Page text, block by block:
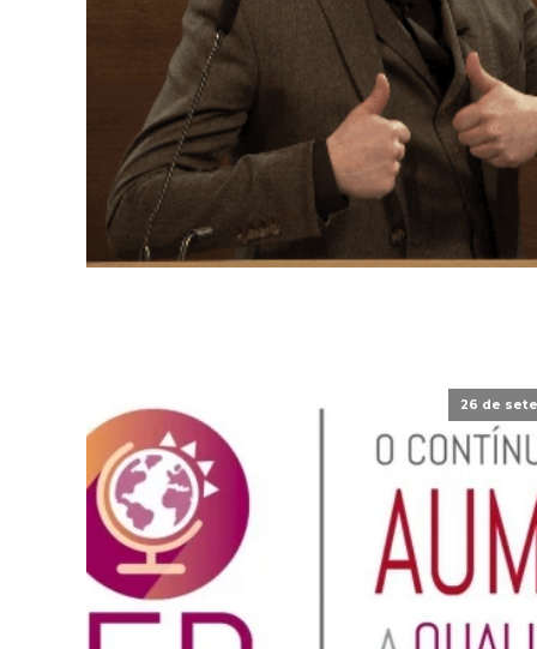
26 de